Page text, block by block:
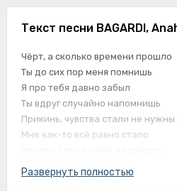
Текст песни BAGARDI,
Чёрт, а сколько времени прошло
Ты до сих пор меня помнишь
Я про тебя давно забыл
Ты вдруг случайно напомнишь
Прикинь, чувства стали не нужны
Мне как-то всё равно стало
Которые не раз меняла
Развернуть полностью